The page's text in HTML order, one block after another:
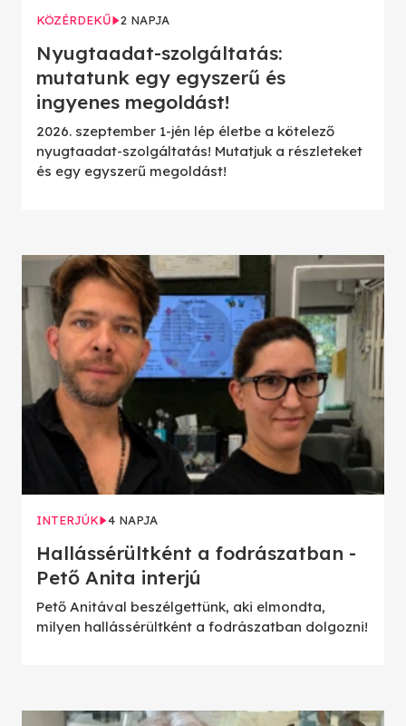
KÖZÉRDEKŰ 2 NAPJA
Nyugtaadat-szolgáltatás:
mutatunk egy egyszerű és
ingyenes megoldást!
2026. szeptember 1-jén lép életbe a kötelező
nyugtaadat-szolgáltatás! Mutatjuk a részleteket
és egy egyszerű megoldást!
INTERJÚK 4 NAPJA
Hallássérültként a fodrászatban -
Pető Anita interjú
Pető Anitával beszélgettünk, aki elmondta,
milyen hallássérültként a fodrászatban dolgozni!